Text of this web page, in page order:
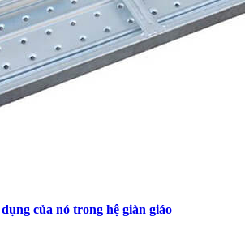
của nó trong hệ giàn giáo